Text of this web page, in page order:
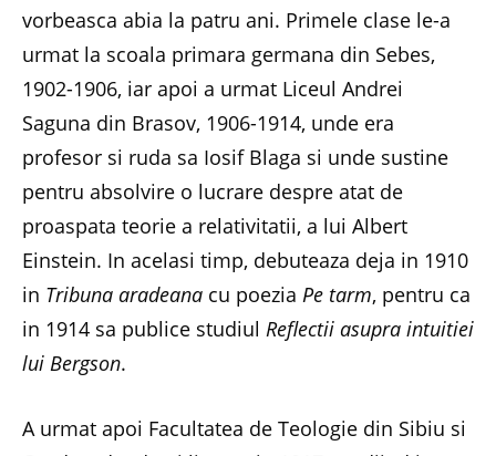
vorbeasca abia la patru ani. Primele clase le-a
urmat la scoala primara germana din Sebes,
1902-1906, iar apoi a urmat Liceul Andrei
Saguna din Brasov, 1906-1914, unde era
profesor si ruda sa Iosif Blaga si unde sustine
pentru absolvire o lucrare despre atat de
proaspata teorie a relativitatii, a lui Albert
Einstein. In acelasi timp, debuteaza deja in 1910
in Tribuna aradeana cu poezia Pe tarm, pentru ca
in 1914 sa publice studiul Reflectii asupra intuitiei
lui Bergson.
A urmat apoi Facultatea de Teologie din Sibiu si